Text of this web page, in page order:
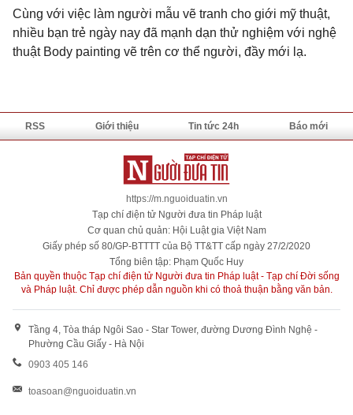
Cùng với việc làm người mẫu vẽ tranh cho giới mỹ thuật,
nhiều bạn trẻ ngày nay đã mạnh dạn thử nghiệm với nghệ
thuật Body painting vẽ trên cơ thể người, đầy mới lạ.
RSS Giới thiệu Tin tức 24h Báo mới
https://m.nguoiduatin.vn
Tạp chí điện tử Người đưa tin Pháp luật
Cơ quan chủ quản: Hội Luật gia Việt Nam
Giấy phép số 80/GP-BTTTT của Bộ TT&TT cấp ngày 27/2/2020
Tổng biên tập: Phạm Quốc Huy
Bản quyền thuộc Tạp chí điện tử Người đưa tin Pháp luật - Tạp chí Đời sống
và Pháp luật. Chỉ được phép dẫn nguồn khi có thoả thuận bằng văn bản.
Tầng 4, Tòa tháp Ngôi Sao - Star Tower, đường Dương Đình Nghệ -
Phường Cầu Giấy - Hà Nội
0903 405 146
toasoan@nguoiduatin.vn